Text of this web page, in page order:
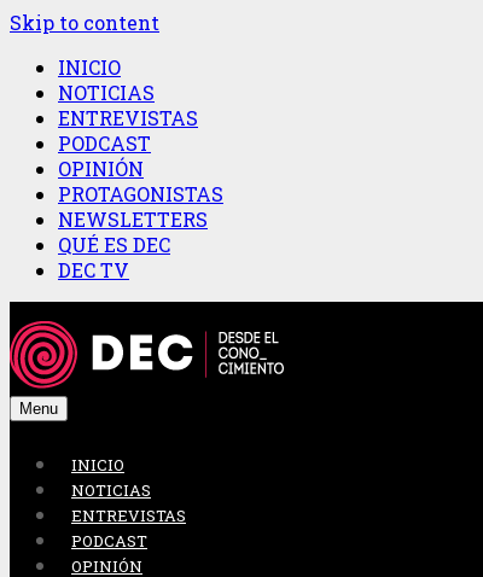
Skip to content
INICIO
NOTICIAS
ENTREVISTAS
PODCAST
OPINIÓN
PROTAGONISTAS
NEWSLETTERS
QUÉ ES DEC
DEC TV
Menu
INICIO
NOTICIAS
ENTREVISTAS
PODCAST
OPINIÓN